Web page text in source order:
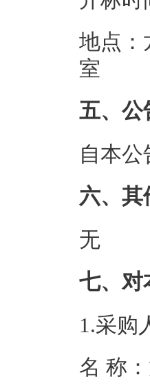
地点：
室
五、公
自本
六、其
无
七、对
1.采购
名